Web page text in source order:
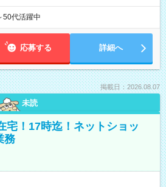
50代活躍中
応募する 詳細へ
掲載日：2026.08.07
未読
宅！17時迄！ネットショッ
務